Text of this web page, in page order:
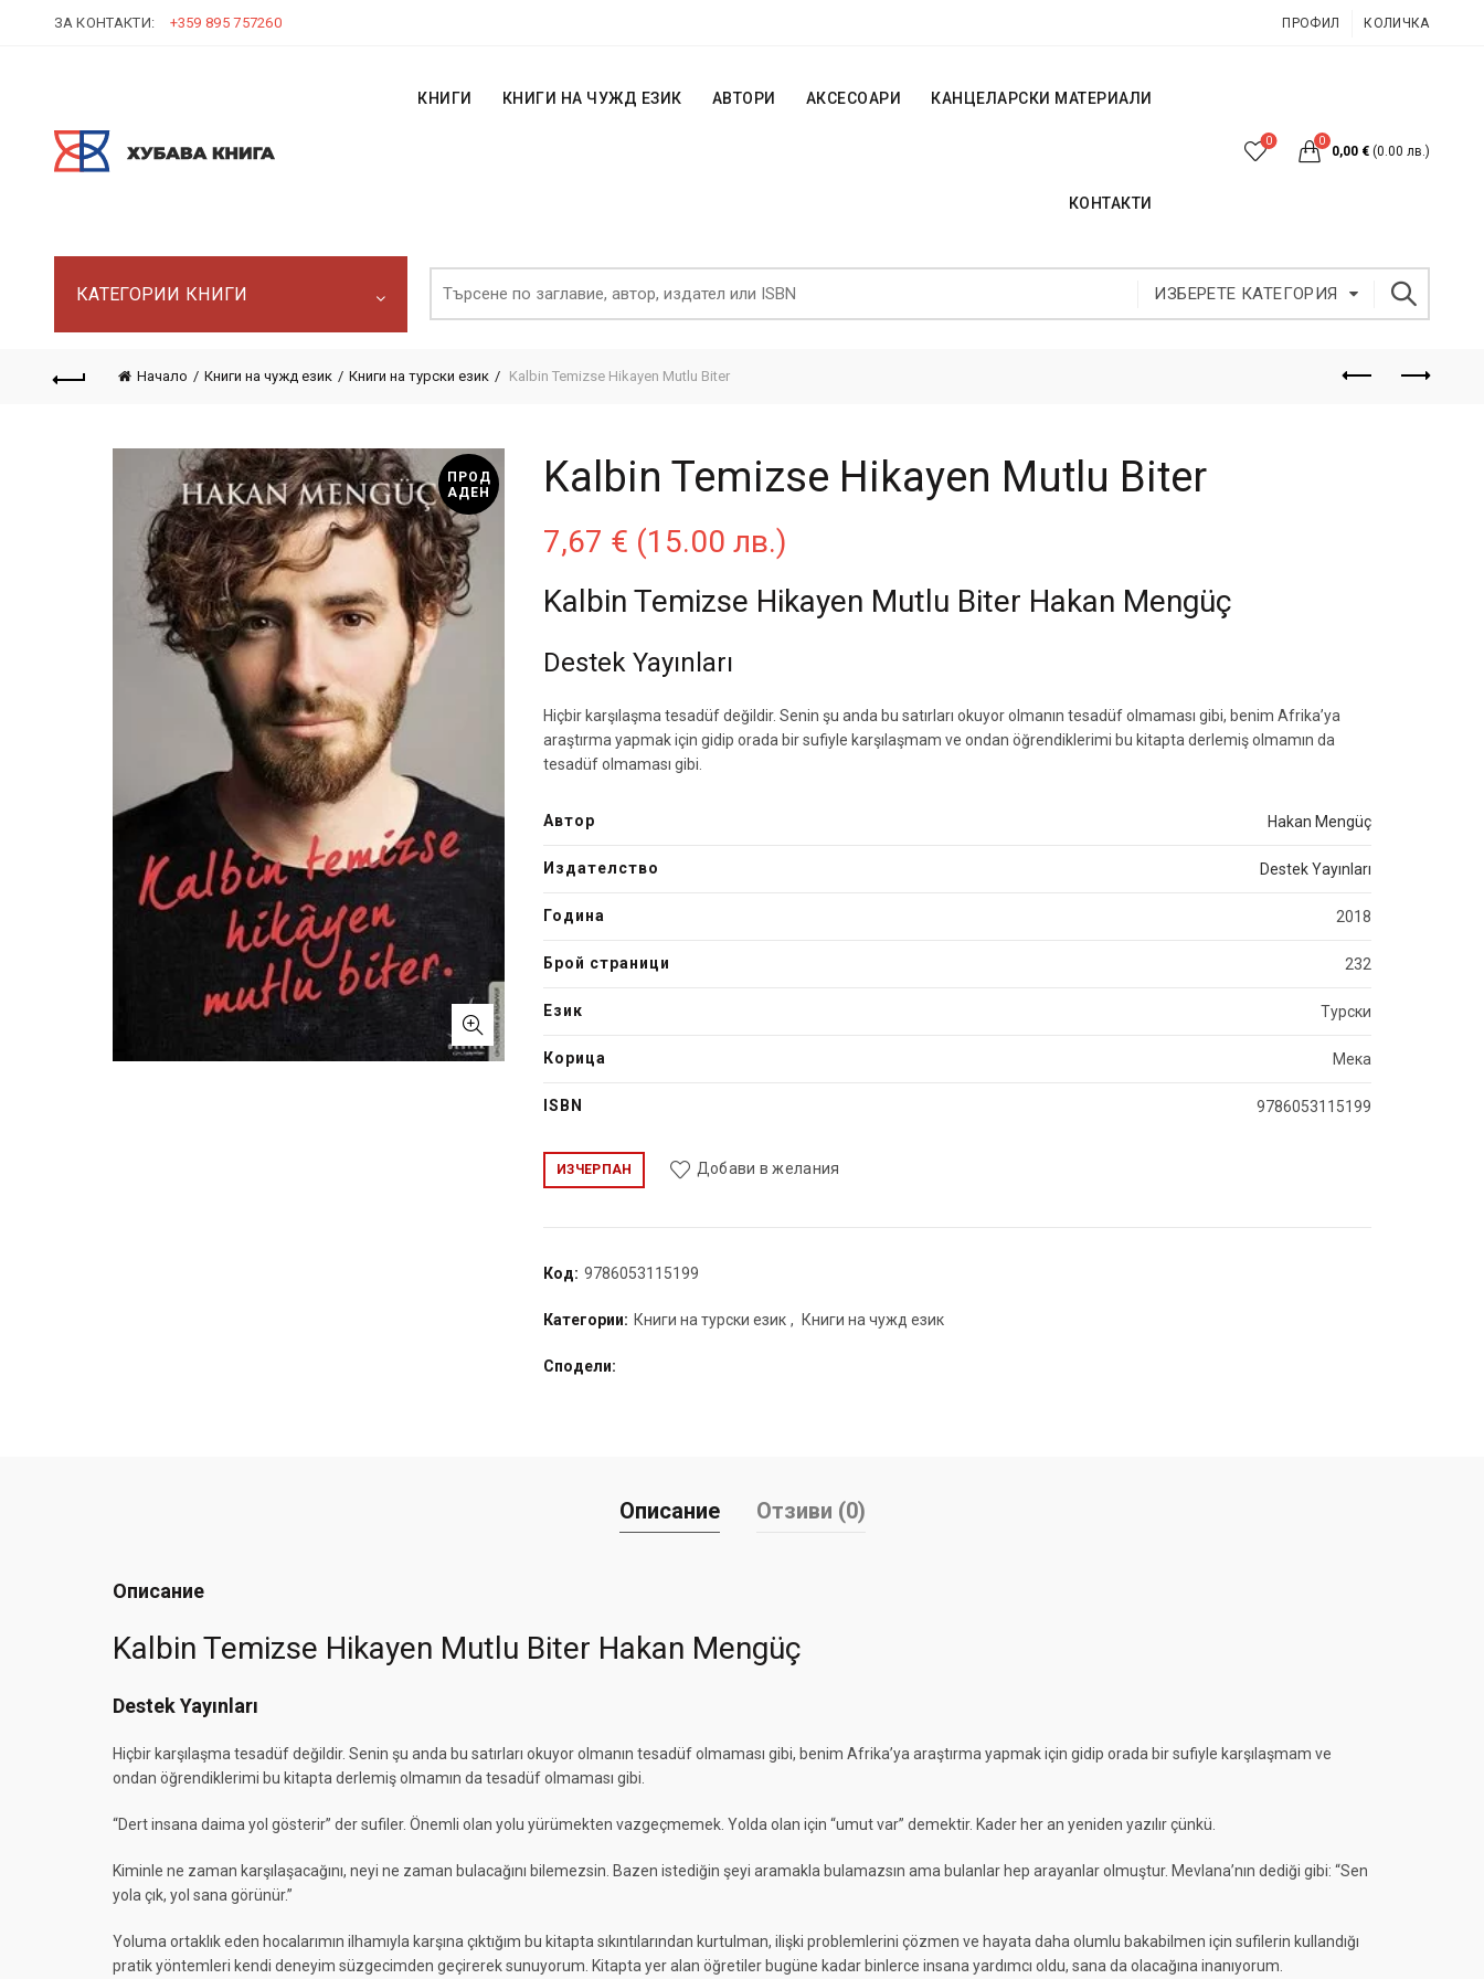
ЗА КОНТАКТИ: +359 895 757260 ПРОФИЛ КОЛИЧКА
КНИГИ КНИГИ НА ЧУЖД ЕЗИК АВТОРИ АКСЕСОАРИ КАНЦЕЛАРСКИ МАТЕРИАЛИ
КОНТАКТИ
0 0
0,00 € (0.00 лв.)
КАТЕГОРИИ КНИГИ ИЗБЕРЕТЕ КАТЕГОРИЯ
Начало Книги на чужд език Книги на турски език Kalbin Temizse Hikayen Mutlu Biter
ПРОД
АДЕН
Kalbin Temizse Hikayen Mutlu Biter
7,67 € (15.00 лв.)
Kalbin Temizse Hikayen Mutlu Biter Hakan Mengüç
Destek Yayınları
Hiçbir karşılaşma tesadüf değildir. Senin şu anda bu satırları okuyor olmanın tesadüf olmaması gibi, benim Afrika’ya
araştırma yapmak için gidip orada bir sufiyle karşılaşmam ve ondan öğrendiklerimi bu kitapta derlemiş olmamın da
tesadüf olmaması gibi.
Автор Hakan Mengüç
Издателство Destek Yayınları
Година 2018
Брой страници 232
Език Турски
Корица Мека
ISBN 9786053115199
ИЗЧЕРПАН Добави в желания
Код: 9786053115199
Категории: Книги на турски език , Книги на чужд език
Сподели
Описание Отзиви (0)
Описание
Kalbin Temizse Hikayen Mutlu Biter Hakan Mengüç
Destek Yayınları
Hiçbir karşılaşma tesadüf değildir. Senin şu anda bu satırları okuyor olmanın tesadüf olmaması gibi, benim Afrika’ya araştırma yapmak için gidip orada bir sufiyle karşılaşmam ve
ondan öğrendiklerimi bu kitapta derlemiş olmamın da tesadüf olmaması gibi.
“Dert insana daima yol gösterir” der sufiler. Önemli olan yolu yürümekten vazgeçmemek. Yolda olan için “umut var” demektir. Kader her an yeniden yazılır çünkü.
Kiminle ne zaman karşılaşacağını, neyi ne zaman bulacağını bilemezsin. Bazen istediğin şeyi aramakla bulamazsın ama bulanlar hep arayanlar olmuştur. Mevlana’nın dediği gibi: “Sen
yola çık, yol sana görünür.”
Yoluma ortaklık eden hocalarımın ilhamıyla karşına çıktığım bu kitapta sıkıntılarından kurtulman, ilişki problemlerini çözmen ve hayata daha olumlu bakabilmen için sufilerin kullandığı
pratik yöntemleri kendi deneyim süzgecimden geçirerek sunuyorum. Kitapta yer alan öğretiler bugüne kadar binlerce insana yardımcı oldu, sana da olacağına inanıyorum.